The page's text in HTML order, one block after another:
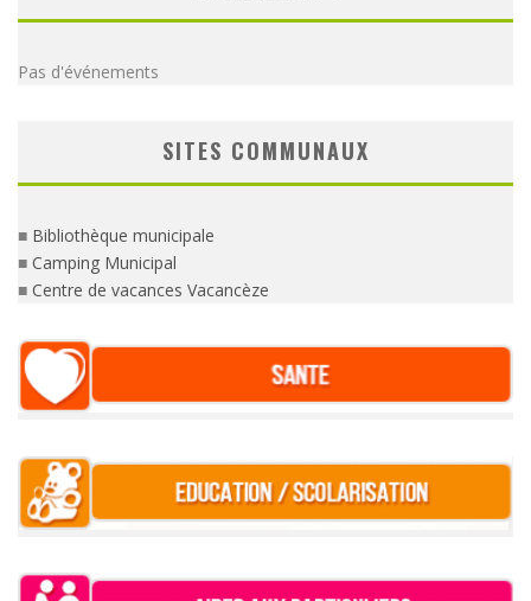
Pas d'événements
SITES COMMUNAUX
■ Bibliothèque municipale
■ Camping Municipal
■ Centre de vacances Vacancèze